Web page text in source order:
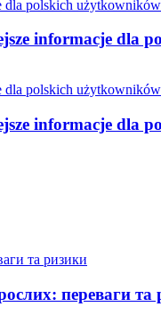
informacje dla
informacje dla
переваги та